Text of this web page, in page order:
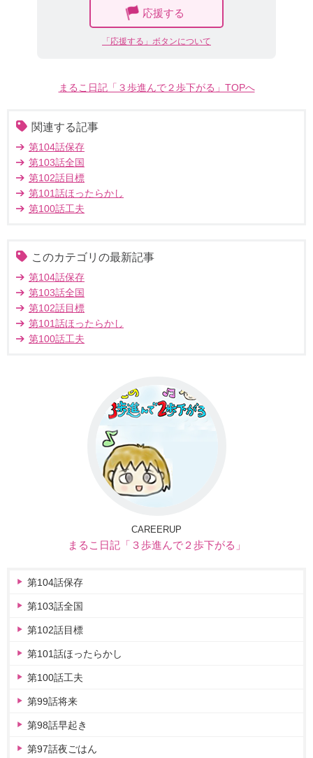
応援する
「応援する」ボタンについて
まるこ日記「３歩進んで２歩下がる」TOPへ
関連する記事
第104話保存
第103話全国
第102話目標
第101話ほったらかし
第100話工夫
このカテゴリの最新記事
第104話保存
第103話全国
第102話目標
第101話ほったらかし
第100話工夫
CAREERUP
まるこ日記「３歩進んで２歩下がる」
第104話保存
第103話全国
第102話目標
第101話ほったらかし
第100話工夫
第99話将来
第98話早起き
第97話夜ごはん